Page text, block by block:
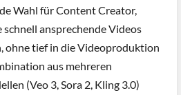
Wahl für Content Creator,
ansprechende Videos
ohne tief in die Videoproduktion
aus mehreren
(Veo 3, Sora 2, Kling 3.0)